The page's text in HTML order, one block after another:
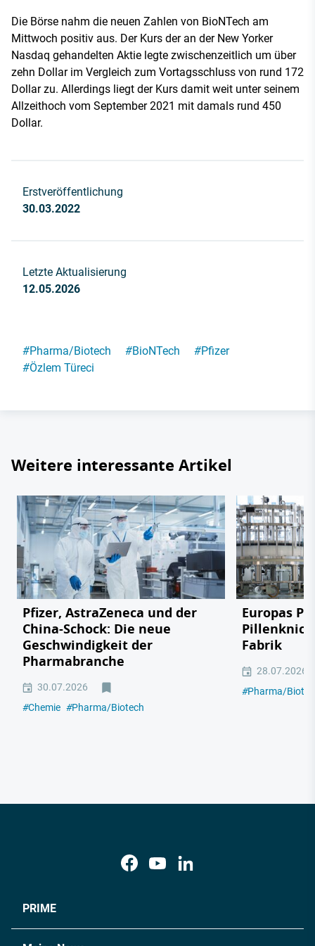
Die Börse nahm die neuen Zahlen von BioNTech am
Mittwoch positiv aus. Der Kurs der an der New Yorker
Nasdaq gehandelten Aktie legte zwischenzeitlich um über
zehn Dollar im Vergleich zum Vortagsschluss von rund 172
Dollar zu. Allerdings liegt der Kurs damit weit unter seinem
Allzeithoch vom September 2021 mit damals rund 450
Dollar.
Erstveröffentlichung
30.03.2022
Letzte Aktualisierung
12.05.2026
#Pharma/Biotech #BioNTech #Pfizer
#Özlem Türeci
Weitere interessante Artikel
Pfizer, AstraZeneca und der
China-Schock: Die neue
Geschwindigkeit der
Pharmabranche
30.07.2026
#Chemie #Pharma/Biotech
Europas
Fabrik
28.07.2026
#Pharma/
PRIME